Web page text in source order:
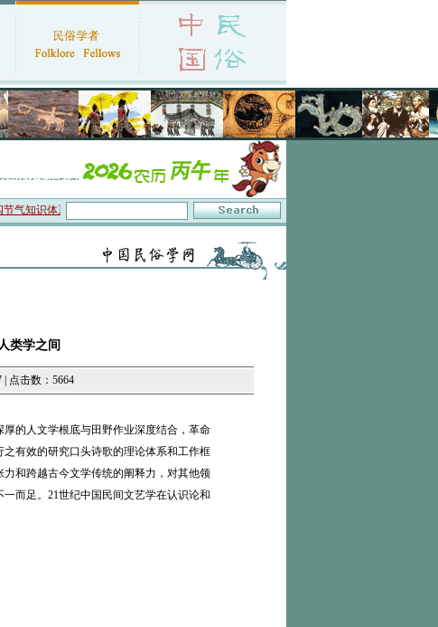
系与数字叙事”研讨会在京召开 ·中国民俗学会第十一届代表大会暨2026年年会征文启事
类学之间
| 点击数：5664
的人文学根底与田野作业深度结合，革命
有效的研究口头诗歌的理论体系和工作框
和跨越古今文学传统的阐释力，对其他领
而足。21世纪中国民间文艺学在认识论和